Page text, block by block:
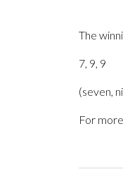
The
7, 9, 9
(seven,
For